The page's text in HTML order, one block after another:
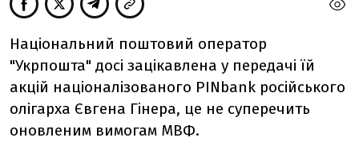
Національний поштовий оператор
"Укрпошта" досі зацікавлена у передачі їй
акцій націоналізованого PINbank російського
олігарха Євгена Гінера, це не суперечить
оновленим вимогам МВФ.